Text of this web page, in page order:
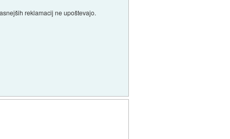
reklamacij ne upoštevajo.